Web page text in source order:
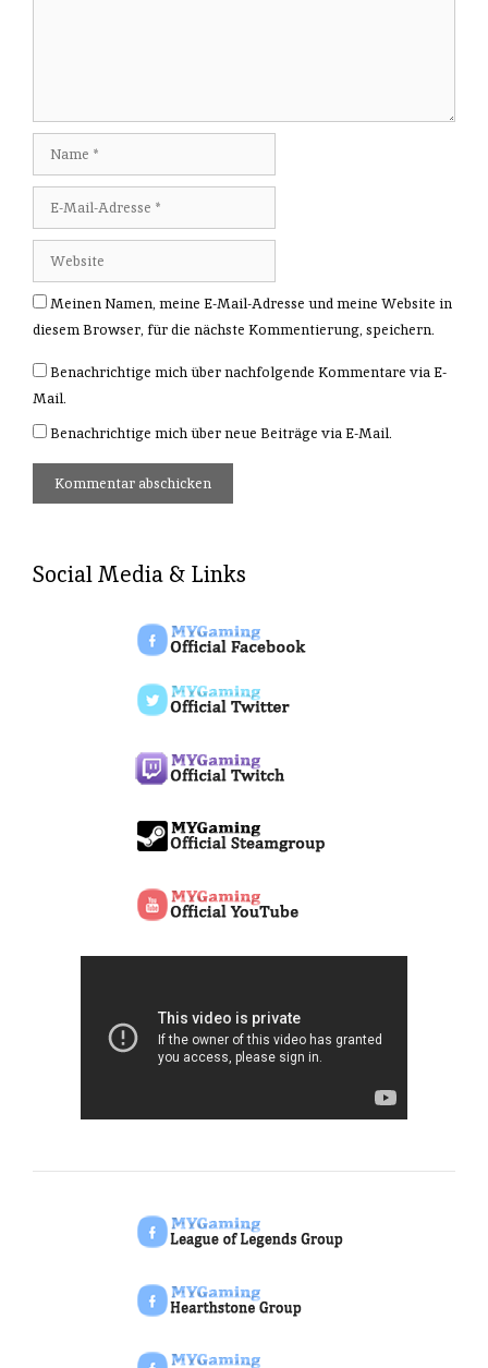
Meinen Namen, meine E-Mail-Adresse und meine Website in
diesem Browser, für die nächste Kommentierung, speichern.
Benachrichtige mich über nachfolgende Kommentare via E-
Mail.
Benachrichtige mich über neue Beiträge via E-Mail.
Social Media & Links